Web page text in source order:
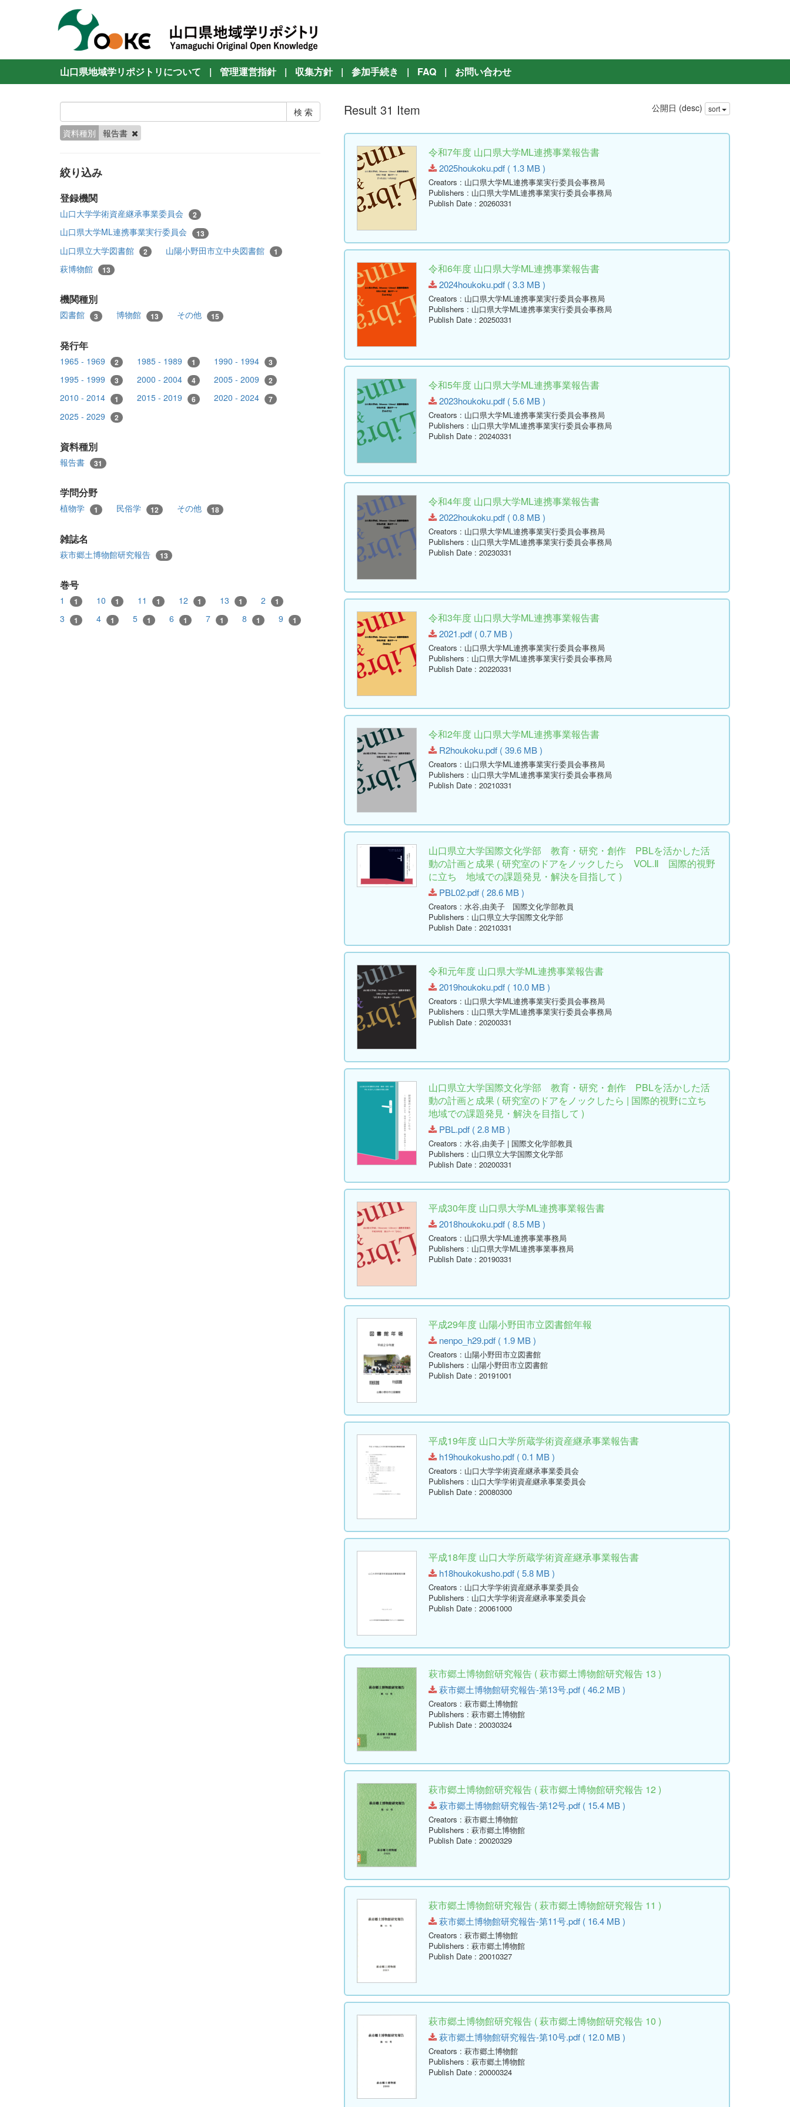
山口県地域学リポジトリについて | 管理運営指針 | 収集方針 | 参加手続き | FAQ | お問い合わせ
資料種別 報告書
絞り込み
登録機関
山口大学学術資産継承事業委員会 2
山口県大学ML連携事業実行委員会 13
山口県立大学図書館 2 山陽小野田市立中央図書館 1
萩博物館 13
機関種別
図書館 3 博物館 13 その他 15
発行年
1965 - 1969 2 1985 - 1989 1 1990 - 1994 3
1995 - 1999 3 2000 - 2004 4 2005 - 2009 2
2010 - 2014 1 2015 - 2019 6 2020 - 2024 7
2025 - 2029 2
資料種別
報告書 31
学問分野
植物学 1 民俗学 12 その他 18
雑誌名
萩市郷土博物館研究報告 13
巻号
1 1 10 1 11 1 12 1 13 1 2 1
3 1 4 1 5 1 6 1 7 1 8 1 9 1
Result 31 Item 公開日 (desc) sort
令和7年度 山口県大学ML連携事業報告書
2025houkoku.pdf ( 1.3 MB )
Creators : 山口県大学ML連携事業実行委員会事務局
Publishers : 山口県大学ML連携事業実行委員会事務局
Publish Date : 20260331
令和6年度 山口県大学ML連携事業報告書
2024houkoku.pdf ( 3.3 MB )
Creators : 山口県大学ML連携事業実行委員会事務局
Publishers : 山口県大学ML連携事業実行委員会事務局
Publish Date : 20250331
令和5年度 山口県大学ML連携事業報告書
2023houkoku.pdf ( 5.6 MB )
Creators : 山口県大学ML連携事業実行委員会事務局
Publishers : 山口県大学ML連携事業実行委員会事務局
Publish Date : 20240331
令和4年度 山口県大学ML連携事業報告書
2022houkoku.pdf ( 0.8 MB )
Creators : 山口県大学ML連携事業実行委員会事務局
Publishers : 山口県大学ML連携事業実行委員会事務局
Publish Date : 20230331
令和3年度 山口県大学ML連携事業報告書
2021.pdf ( 0.7 MB )
Creators : 山口県大学ML連携事業実行委員会事務局
Publishers : 山口県大学ML連携事業実行委員会事務局
Publish Date : 20220331
令和2年度 山口県大学ML連携事業報告書
R2houkoku.pdf ( 39.6 MB )
Creators : 山口県大学ML連携事業実行委員会事務局
Publishers : 山口県大学ML連携事業実行委員会事務局
Publish Date : 20210331
山口県立大学国際文化学部 教育・研究・創作 PBLを活かした活
動の計画と成果 ( 研究室のドアをノックしたら VOL.Ⅱ 国際的視野
に立ち 地域での課題発見・解決を目指して )
PBL02.pdf ( 28.6 MB )
Creators : 水谷,由美子 国際文化学部教員
Publishers : 山口県立大学国際文化学部
Publish Date : 20210331
令和元年度 山口県大学ML連携事業報告書
2019houkoku.pdf ( 10.0 MB )
Creators : 山口県大学ML連携事業実行委員会事務局
Publishers : 山口県大学ML連携事業実行委員会事務局
Publish Date : 20200331
山口県立大学国際文化学部 教育・研究・創作 PBLを活かした活
動の計画と成果 ( 研究室のドアをノックしたら | 国際的視野に立ち
地域での課題発見・解決を目指して )
PBL.pdf ( 2.8 MB )
Creators : 水谷,由美子 | 国際文化学部教員
Publishers : 山口県立大学国際文化学部
Publish Date : 20200331
平成30年度 山口県大学ML連携事業報告書
2018houkoku.pdf ( 8.5 MB )
Creators : 山口県大学ML連携事業事務局
Publishers : 山口県大学ML連携事業事務局
Publish Date : 20190331
平成29年度 山陽小野田市立図書館年報
nenpo_h29.pdf ( 1.9 MB )
Creators : 山陽小野田市立図書館
Publishers : 山陽小野田市立図書館
Publish Date : 20191001
平成19年度 山口大学所蔵学術資産継承事業報告書
h19houkokusho.pdf ( 0.1 MB )
Creators : 山口大学学術資産継承事業委員会
Publishers : 山口大学学術資産継承事業委員会
Publish Date : 20080300
平成18年度 山口大学所蔵学術資産継承事業報告書
h18houkokusho.pdf ( 5.8 MB )
Creators : 山口大学学術資産継承事業委員会
Publishers : 山口大学学術資産継承事業委員会
Publish Date : 20061000
萩市郷土博物館研究報告 ( 萩市郷土博物館研究報告 13 )
萩市郷土博物館研究報告-第13号.pdf ( 46.2 MB )
Creators : 萩市郷土博物館
Publishers : 萩市郷土博物館
Publish Date : 20030324
萩市郷土博物館研究報告 ( 萩市郷土博物館研究報告 12 )
萩市郷土博物館研究報告-第12号.pdf ( 15.4 MB )
Creators : 萩市郷土博物館
Publishers : 萩市郷土博物館
Publish Date : 20020329
萩市郷土博物館研究報告 ( 萩市郷土博物館研究報告 11 )
萩市郷土博物館研究報告-第11号.pdf ( 16.4 MB )
Creators : 萩市郷土博物館
Publishers : 萩市郷土博物館
Publish Date : 20010327
萩市郷土博物館研究報告 ( 萩市郷土博物館研究報告 10 )
萩市郷土博物館研究報告-第10号.pdf ( 12.0 MB )
Creators : 萩市郷土博物館
Publishers : 萩市郷土博物館
Publish Date : 20000324